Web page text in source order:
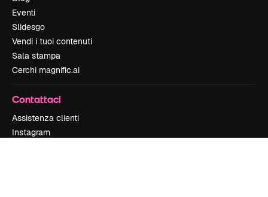
Eventi
Slidesgo
Vendi i tuoi contenuti
Sala stampa
Cerchi magnific.ai
Contattaci
Assistenza clienti
Instagram